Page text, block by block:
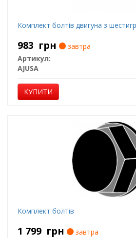
Комплект болтів двигуна з
983 грн
завтра
Артикул:
AJUSA
КУПИТИ
Комплект болтів
1 799 грн
завтра